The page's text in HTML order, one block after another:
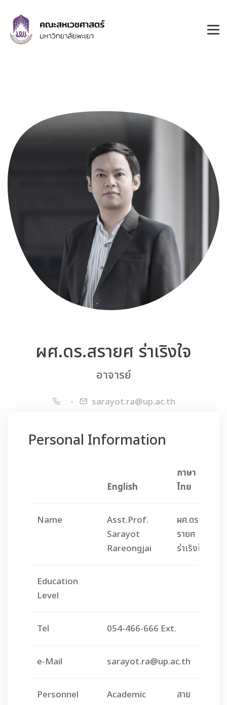
ผศ.ดร.สรายศ ร่าเริงใจ
อาจารย์
sarayot.ra@up.ac.th
Personal Information
English
ภาษา
ไทย
Name
Asst.Prof.
Sarayot
Rareongjai
ผศ.ดร.ส
รายศ
ร่าเริงใจ
Education
Level
Tel 054-466-666 Ext.
e-Mail sarayot.ra@up.ac.th
Personnel
Academic
สาย